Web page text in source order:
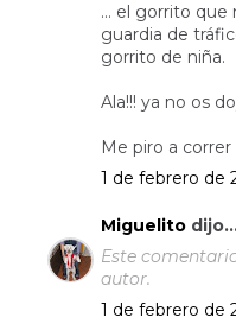
... el gorrito que
guardia de
gorrito de niña.
Ala!!! ya no os
Me piro a
1 de febrero de
Miguelito
Este
autor.
1 de febrero de